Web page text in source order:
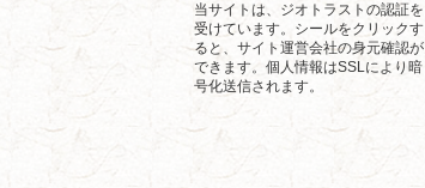
当サイトは、ジオトラストの認証を
受けています。シールをクリックす
ると、サイト運営会社の身元確認が
できます。個人情報はSSLにより暗
号化送信されます。